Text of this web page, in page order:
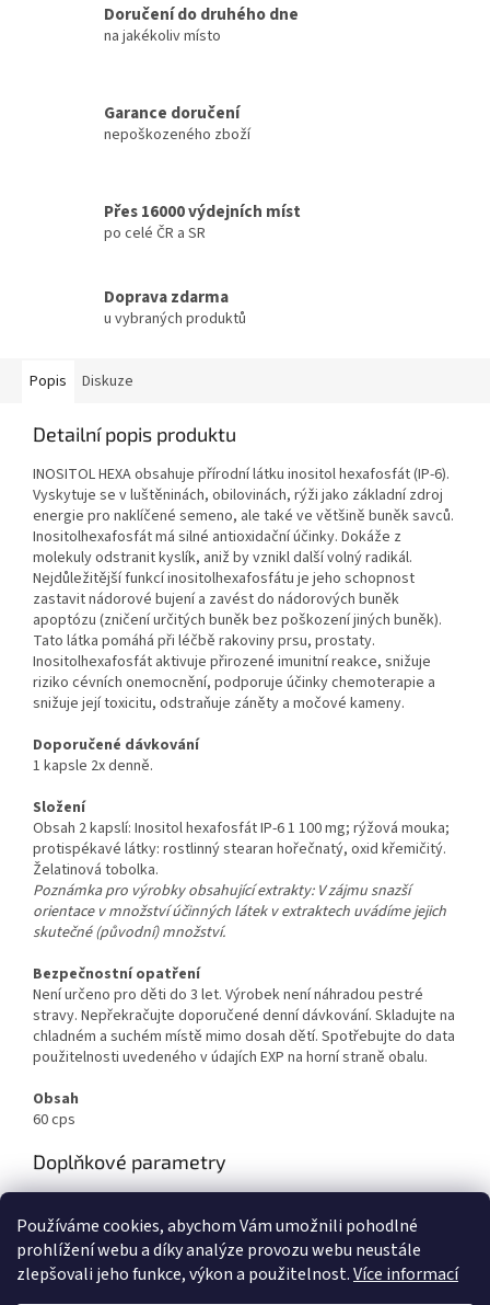
Používáme cookies, abychom Vám umožnili pohodlné
prohlížení webu a díky analýze provozu webu neustále
zlepšovali jeho funkce, výkon a použitelnost.Více informací
Doručení do druhého dne
na jakékoliv místo
Garance doručení
nepoškozeného zboží
Přes 16000 výdejních míst
po celé ČR a SR
Doprava zdarma
u vybraných produktů
Popis Diskuze
Detailní popis produktu
INOSITOL HEXA obsahuje přírodní látku inositol hexafosfát (IP-6).
Vyskytuje se v luštěninách, obilovinách, rýži jako základní zdroj
energie pro naklíčené semeno, ale také ve většině buněk savců.
Inositolhexafosfát má silné antioxidační účinky. Dokáže z
molekuly odstranit kyslík, aniž by vznikl další volný radikál.
Nejdůležitější funkcí inositolhexafosfátu je jeho schopnost
zastavit nádorové bujení a zavést do nádorových buněk
apoptózu (zničení určitých buněk bez poškození jiných buněk).
Tato látka pomáhá při léčbě rakoviny prsu, prostaty.
Inositolhexafosfát aktivuje přirozené imunitní reakce, snižuje
riziko cévních onemocnění, podporuje účinky chemoterapie a
snižuje její toxicitu, odstraňuje záněty a močové kameny.
Doporučené dávkování
1 kapsle 2x denně.
Složení
Obsah 2 kapslí: Inositol hexafosfát IP-6 1 100 mg; rýžová mouka;
protispékavé látky: rostlinný stearan hořečnatý, oxid křemičitý.
Želatinová tobolka.
Poznámka pro výrobky obsahující extrakty: V zájmu snazší
orientace v množství účinných látek v extraktech uvádíme jejich
skutečné (původní) množství.
Bezpečnostní opatření
Není určeno pro děti do 3 let. Výrobek není náhradou pestré
stravy. Nepřekračujte doporučené denní dávkování. Skladujte na
chladném a suchém místě mimo dosah dětí. Spotřebujte do data
použitelnosti uvedeného v údajích EXP na horní straně obalu.
Obsah
60 cps
Doplňkové parametry
EAN: 8594157540639